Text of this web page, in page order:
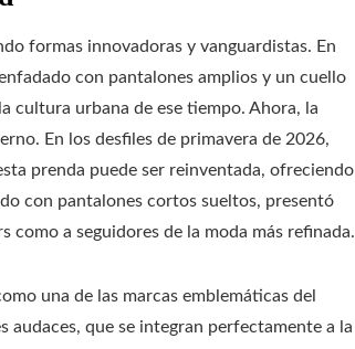
formas innovadoras y vanguardistas. En
con pantalones amplios y un cuello
cultura urbana de ese tiempo. Ahora, la
En los desfiles de primavera de 2026,
prenda puede ser reinventada, ofreciendo
con pantalones cortos sueltos, presentó
como a seguidores de la moda más refinada.
una de las marcas emblemáticas del
que se integran perfectamente a la